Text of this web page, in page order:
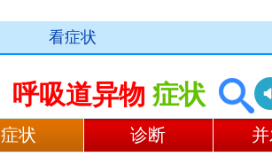
看症状
呼吸道异物 症状
症状 诊断